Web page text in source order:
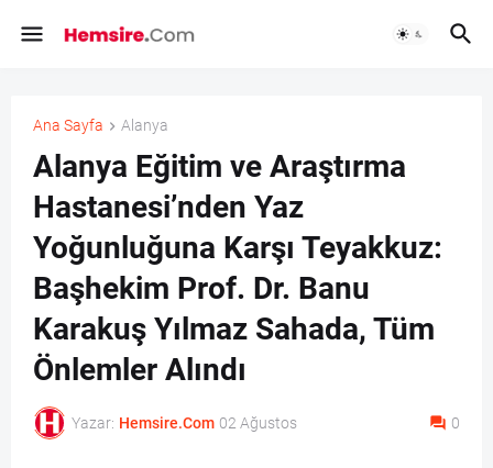
Ana Sayfa Alanya
Alanya Eğitim ve Araştırma
Hastanesi’nden Yaz
Yoğunluğuna Karşı Teyakkuz:
Başhekim Prof. Dr. Banu
Karakuş Yılmaz Sahada, Tüm
Önlemler Alındı
Yazar: Hemsire.Com 02 Ağustos 0